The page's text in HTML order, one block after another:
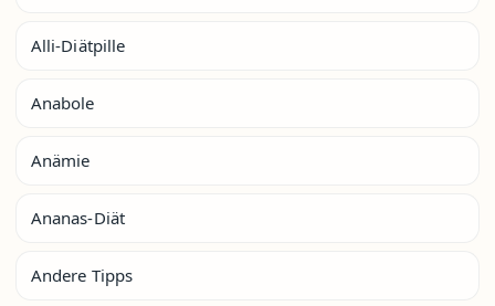
Alli-Diätpille
Anabole
Anämie
Ananas-Diät
Andere Tipps